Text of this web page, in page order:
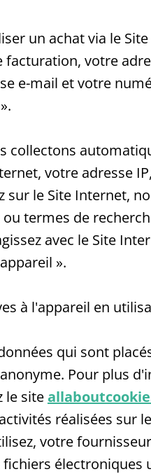
un achat via le
votre
e-mail et votre
collectons
votre adresse
sur le Site Internet,
termes de
avec le Site
».
à l'appareil en
qui sont
Pour plus
le site
réalisées
votre
fichiers